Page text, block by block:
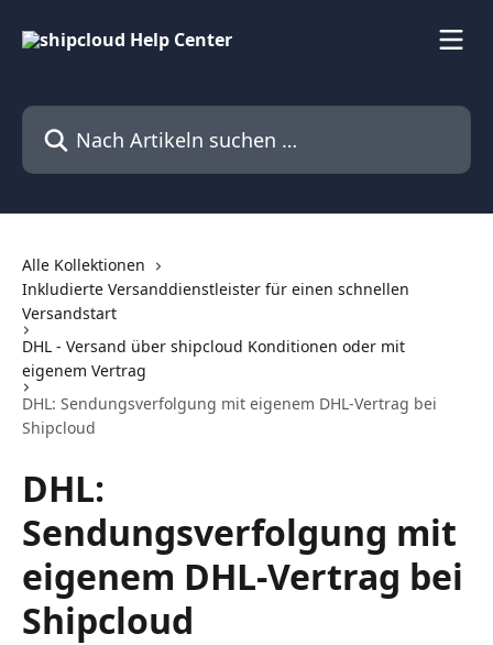
Nach Artikeln suchen …
Alle Kollektionen
Inkludierte Versanddienstleister für einen schnellen
Versandstart
DHL - Versand über shipcloud Konditionen oder mit
eigenem Vertrag
DHL: Sendungsverfolgung mit eigenem DHL-Vertrag bei
Shipcloud
DHL:
Sendungsverfolgung mit
eigenem DHL-Vertrag bei
Shipcloud